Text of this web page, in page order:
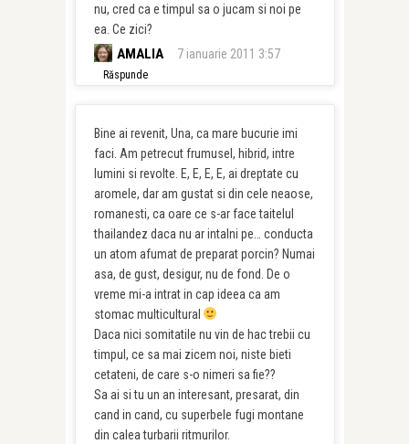
nu, cred ca e timpul sa o jucam si noi pe
ea. Ce zici?
AMALIA 7 ianuarie 2011 3:57
Răspunde
Bine ai revenit, Una, ca mare bucurie imi
faci. Am petrecut frumusel, hibrid, intre
lumini si revolte. E, E, E, E, ai dreptate cu
aromele, dar am gustat si din cele neaose,
romanesti, ca oare ce s-ar face taitelul
thailandez daca nu ar intalni pe… conducta
un atom afumat de preparat porcin? Numai
asa, de gust, desigur, nu de fond. De o
vreme mi-a intrat in cap ideea ca am
stomac multicultural
Daca nici somitatile nu vin de hac trebii cu
timpul, ce sa mai zicem noi, niste bieti
cetateni, de care s-o nimeri sa fie??
Sa ai si tu un an interesant, presarat, din
cand in cand, cu superbele fugi montane
din calea turbarii ritmurilor.